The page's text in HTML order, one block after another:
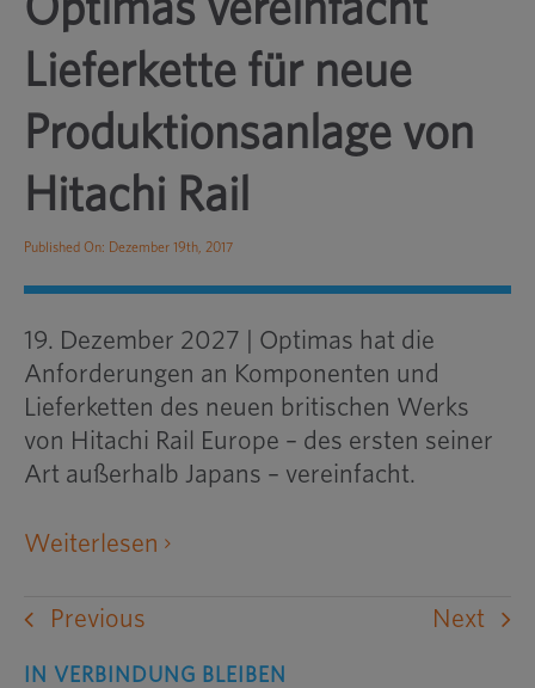
Optimas vereinfacht
Lieferkette für neue
Produktionsanlage von
Hitachi Rail
Published On: Dezember 19th, 2017
19. Dezember 2027 | Optimas hat die
Anforderungen an Komponenten und
Lieferketten des neuen britischen Werks
von Hitachi Rail Europe – des ersten seiner
Art außerhalb Japans – vereinfacht.
Weiterlesen öffnet eine externe Website in
Previous Next
IN VERBINDUNG BLEIBEN